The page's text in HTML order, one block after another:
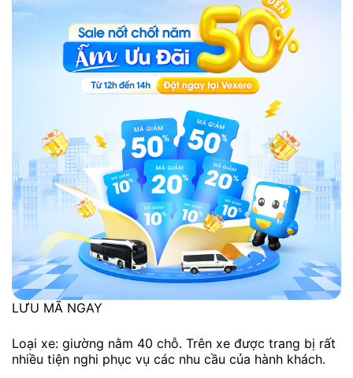
LƯU MÃ NGAY
Loại xe: giường nằm 40 chỗ. Trên xe được trang bị rất
nhiều tiện nghi phục vụ các nhu cầu của hành khách.